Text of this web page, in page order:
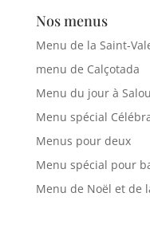
Nos menus
Menu de la Saint-
menu de Calçotada
Menu du jour à Salou
Menu spécial
Menus pour deux
Menu spécial pour
Menu de Noël et de